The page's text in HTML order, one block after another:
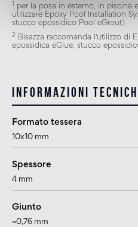
per la posa in esterno, in piscina
utilizzare Epoxy Pool Installation
stucco epossidico Pool eGrout)
2
Bisazza raccomanda l'utilizzo di
epossidica eGlue, stucco
Informazioni
Formato tessera
10x10 mm
Spessore
4 mm
Giunto
~0,76 mm